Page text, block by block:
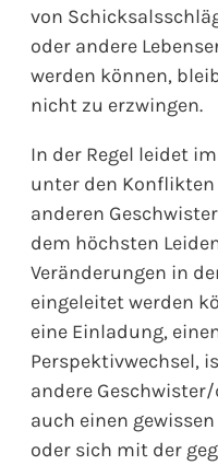
von
oder andere
werden können,
nicht zu erzwingen.
In der Regel leidet
unter den
anderen
dem höchsten
Veränderungen in
eingeleitet werden
eine Einladung,
Perspektivwechsel,
andere
auch einen
oder sich mit der